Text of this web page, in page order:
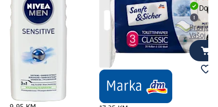
Vašoj